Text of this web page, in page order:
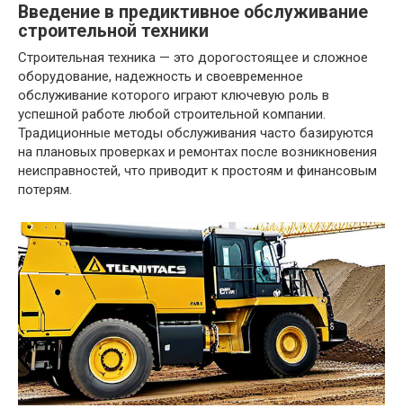
Введение в предиктивное обслуживание
строительной техники
Строительная техника — это дорогостоящее и сложное
оборудование, надежность и своевременное
обслуживание которого играют ключевую роль в
успешной работе любой строительной компании.
Традиционные методы обслуживания часто базируются
на плановых проверках и ремонтах после возникновения
неисправностей, что приводит к простоям и финансовым
потерям.